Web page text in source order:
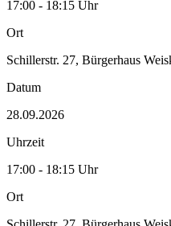
17:00 - 18:15 Uhr
Ort
Schillerstr. 27, Bürgerhaus
Datum
28.09.2026
Uhrzeit
17:00 - 18:15 Uhr
Ort